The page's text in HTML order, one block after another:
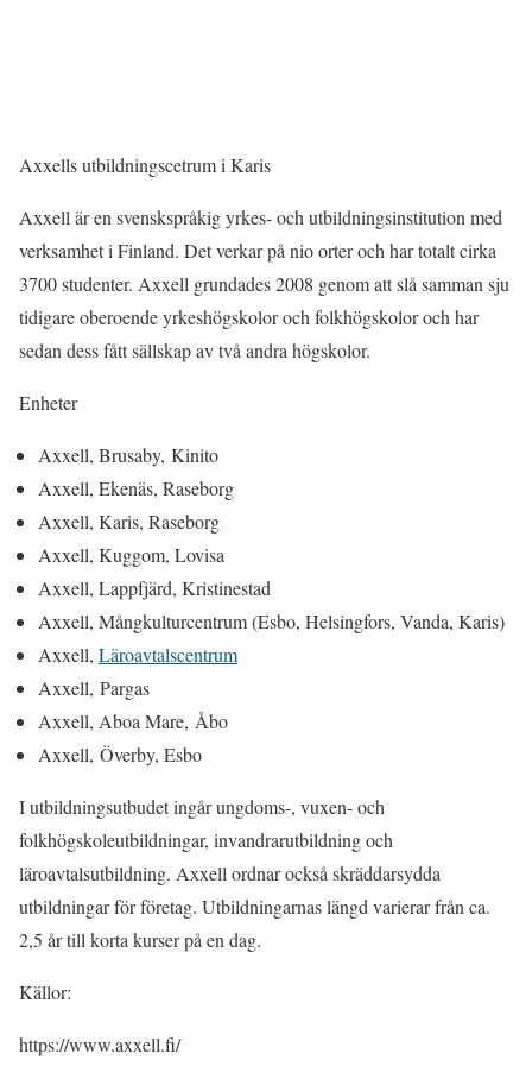
Axxells utbildningscetrum i Karis
Axxell är en svenskspråkig yrkes- och utbildningsinstitution med
verksamhet i Finland. Det verkar på nio orter och har totalt cirka
3700 studenter. Axxell grundades 2008 genom att slå samman sju
tidigare oberoende yrkeshögskolor och folkhögskolor och har
sedan dess fått sällskap av två andra högskolor.
Enheter
Axxell, Brusaby, Kinito
Axxell, Ekenäs, Raseborg
Axxell, Karis, Raseborg
Axxell, Kuggom, Lovisa
Axxell, Lappfjärd, Kristinestad
Axxell, Mångkulturcentrum (Esbo, Helsingfors, Vanda, Karis)
Axxell, Läroavtalscentrum
Axxell, Pargas
Axxell, Aboa Mare, Åbo
Axxell, Överby, Esbo
I utbildningsutbudet ingår ungdoms-, vuxen- och
folkhögskoleutbildningar, invandrarutbildning och
läroavtalsutbildning. Axxell ordnar också skräddarsydda
utbildningar för företag. Utbildningarnas längd varierar från ca.
2,5 år till korta kurser på en dag.
Källor:
https://www.axxell.fi/